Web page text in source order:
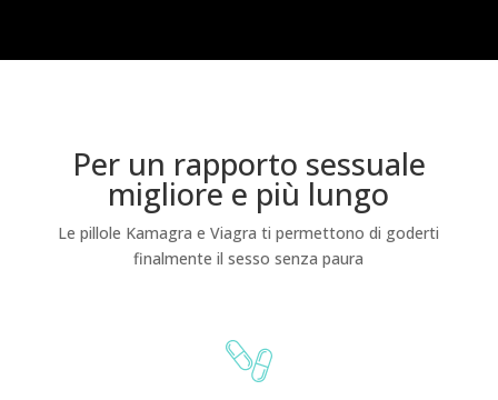
Per un rapporto sessuale
migliore e più lungo
Le pillole Kamagra e Viagra ti permettono di goderti
finalmente il sesso senza paura